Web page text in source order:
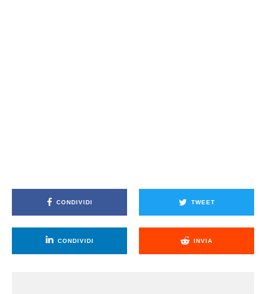
CONDIVIDI TWEET
CONDIVIDI INVIA